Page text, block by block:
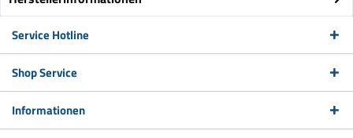
Service Hotline
Shop Service
Informationen